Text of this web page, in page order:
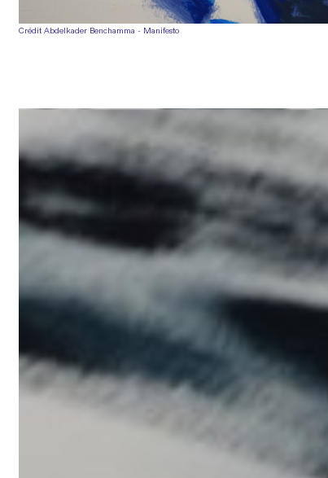
Crédit Abdelkader Benchamma - Manifesto